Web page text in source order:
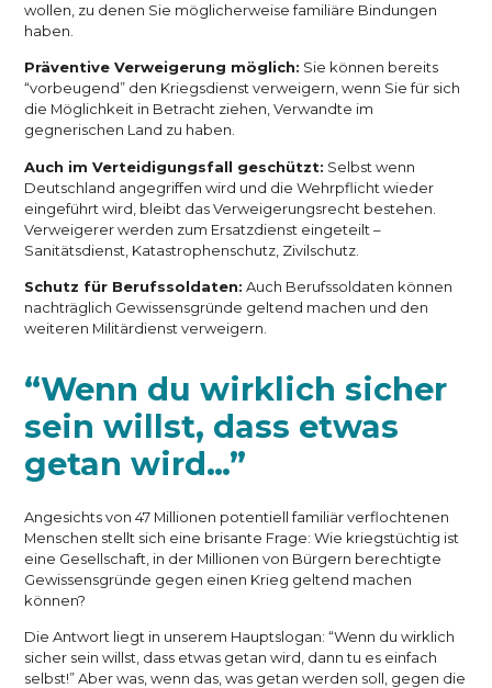
wollen, zu denen Sie möglicherweise familiäre Bindungen
haben.
Präventive Verweigerung möglich: Sie können bereits
“vorbeugend” den Kriegsdienst verweigern, wenn Sie für sich
die Möglichkeit in Betracht ziehen, Verwandte im
gegnerischen Land zu haben.
Auch im Verteidigungsfall geschützt: Selbst wenn
Deutschland angegriffen wird und die Wehrpflicht wieder
eingeführt wird, bleibt das Verweigerungsrecht bestehen.
Verweigerer werden zum Ersatzdienst eingeteilt –
Sanitätsdienst, Katastrophenschutz, Zivilschutz.
Schutz für Berufssoldaten: Auch Berufssoldaten können
nachträglich Gewissensgründe geltend machen und den
weiteren Militärdienst verweigern.
“Wenn du wirklich sicher
sein willst, dass etwas
getan wird…”
Angesichts von 47 Millionen potentiell familiär verflochtenen
Menschen stellt sich eine brisante Frage: Wie kriegstüchtig ist
eine Gesellschaft, in der Millionen von Bürgern berechtigte
Gewissensgründe gegen einen Krieg geltend machen
können?
Die Antwort liegt in unserem Hauptslogan: “Wenn du wirklich
sicher sein willst, dass etwas getan wird, dann tu es einfach
selbst!” Aber was, wenn das, was getan werden soll, gegen die